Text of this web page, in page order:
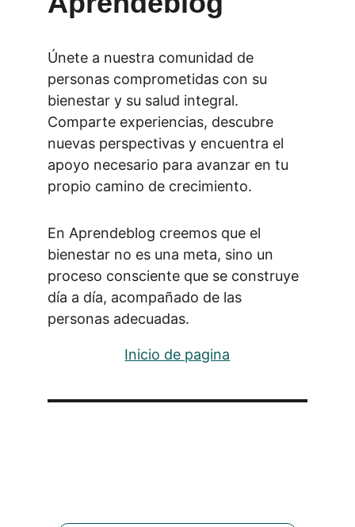
Únete a nuestra comunidad de
personas comprometidas con su
bienestar y su salud integral.
Comparte experiencias, descubre
nuevas perspectivas y encuentra el
apoyo necesario para avanzar en tu
propio camino de crecimiento.
En Aprendeblog creemos que el
bienestar no es una meta, sino un
proceso consciente que se construye
día a día, acompañado de las
personas adecuadas.
Inicio de pagina